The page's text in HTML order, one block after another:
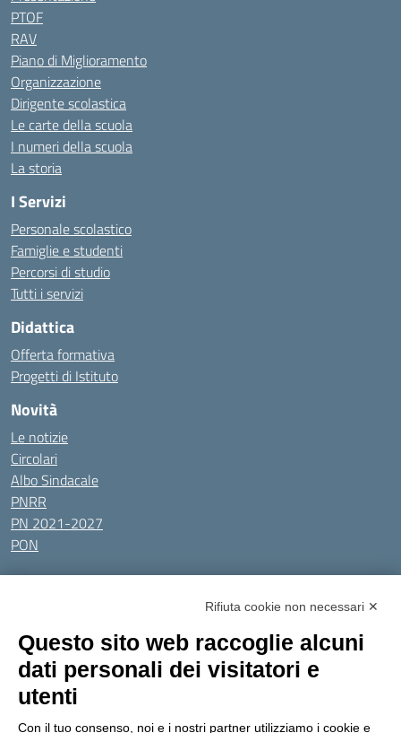
PTOF
RAV
Piano di Miglioramento
Organizzazione
Dirigente scolastica
Le carte della scuola
I numeri della scuola
La storia
I Servizi
Personale scolastico
Famiglie e studenti
Percorsi di studio
Tutti i servizi
Didattica
Offerta formativa
Progetti di Istituto
Novità
Le notizie
Circolari
Albo Sindacale
PNRR
PN 2021-2027
PON
Tutti gli argomenti
Amministrazione Trasparente
Privacy Policy
Dichiarazione di accessibilitàObiettivi di accessibilità
Seguici su:
Rifiuta cookie non necessari ✕
Questo sito web raccoglie alcuni
dati personali dei visitatori e
utenti
Con il tuo consenso, noi e i nostri partner utilizziamo i cookie e